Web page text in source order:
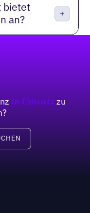
bietet
an?
in Umsatzzu